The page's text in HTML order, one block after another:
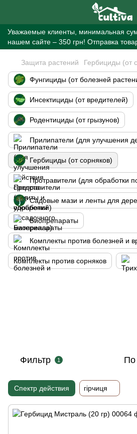
Уважаемые клиенты, минимальная
нашем сайте – 350 грн! Отправка
Защита растений Гербициды (от
Фунгициды (от болезней
Инсектициды (от вредителей)
Родентициды (от грызунов)
Гербициды (от сорняков)
Садовые мази и ленты для
Биопрепараты
Комплекты против болезней и
Комплекты против сорняков
Фильтр 1 По
Спектр действия гірчиця